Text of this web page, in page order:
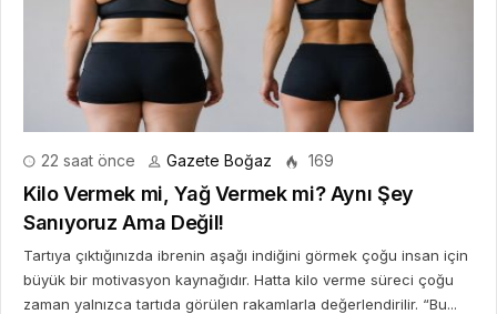
22 saat önce Gazete Boğaz 169
Kilo Vermek mi, Yağ Vermek mi? Aynı Şey
Sanıyoruz Ama Değil!
Tartıya çıktığınızda ibrenin aşağı indiğini görmek çoğu insan için
büyük bir motivasyon kaynağıdır. Hatta kilo verme süreci çoğu
zaman yalnızca tartıda görülen rakamlarla değerlendirilir. “Bu...